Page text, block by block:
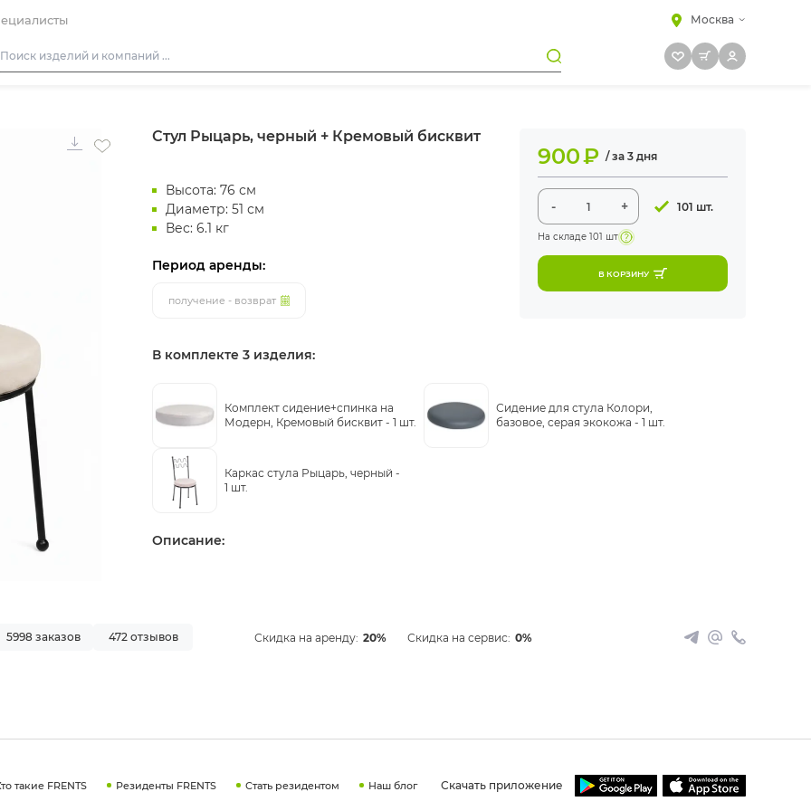
Москва
Барная мебель
Стул Рыцарь, черный + Кремовый бисквит
Высота: 76 см
Диаметр: 51 см
Вес: 6.1 кг
Период аренды:
получение - возврат
900₽ / за 3 дня
- + 101 шт.
На складе 101 шт
В КОРЗИНУ
В комплекте 3 изделия:
Комплект сидение+спинка на
Модерн, Кремовый бисквит - 1 шт.
Сидение для стула Колори,
базовое, серая экокожа - 1 шт.
Каркас стула Рыцарь, черный -
1 шт.
Описание:
5998 заказов 472 отзывов Скидка на аренду: 20% Скидка на сервис: 0%
такие FRENTS Резиденты FRENTS Стать резидентом Наш блог Скачать приложение